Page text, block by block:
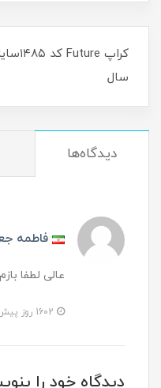
سال
دیدگاه‌ها
فاطمه
عالی لطفا
دیدگاه خود را